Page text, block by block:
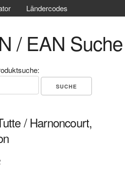
Ländercodes
/ EAN Suche
/ Harnoncourt,